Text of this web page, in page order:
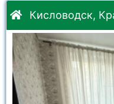
Кисловодск,